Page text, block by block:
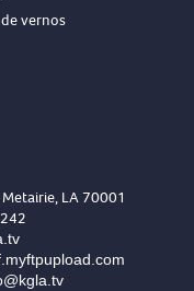
vernos
LA 70001